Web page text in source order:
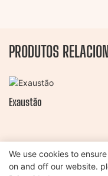
PRODUTOS
Exaustão
We use cookies to
on and off our website.